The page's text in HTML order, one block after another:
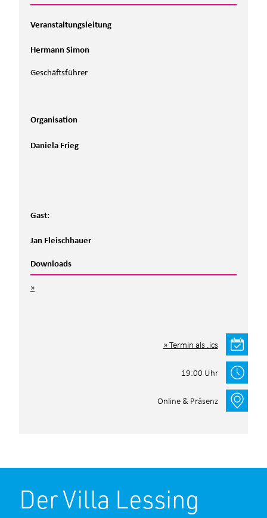
Veranstaltungsleitung
Hermann Simon
Geschäftsführer
Organisation
Daniela Frieg
Gast:
Jan Fleischhauer
Downloads
Termin als .ics
19:00 Uhr
Online & Präsenz
Der Villa Lessing